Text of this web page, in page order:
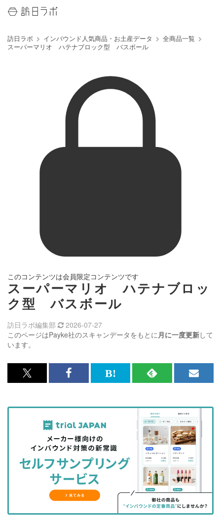
訪日ラボ インバウンド人気商品・お土産データ
全商品一覧
スーパーマリオ ハテナブロック型 バスボール
このコンテンツは会員限定コンテンツです
スーパーマリオ ハテナブロッ
ク型 バスボール
このページはPayke社のスキャンデータをもとに月に一度更新して
います。
訪日ラボ編集部 2026-07-27
x<br>
記
を
シ
ェ
る
Facebook<br>
記
事
を
シ
ェ
ア
す
る
は
な
ッ
ク
マ
に
RSS
記
事
を
購
読
す
る
メ
マ
ガ
登
録
す
る